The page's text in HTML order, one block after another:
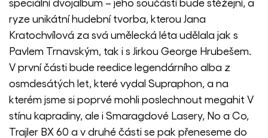
ryze unikátní hudební tvorba, kterou Jana
Kratochvílová za svá umělecká léta udělala jak s
Pavlem Trnavským, tak i s Jirkou George Hrubešem.
V první části bude reedice legendárního alba z
osmdesátých let, které vydal Supraphon, a na
kterém jsme si poprvé mohli poslechnout megahit V
stínu kapradiny, ale i Smaragdové Lasery, No a Co,
Trajler BX 60 a v druhé části se pak přeneseme do